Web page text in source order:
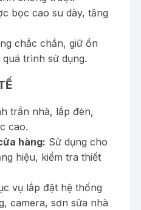
bọc cao su dày, tăng
chắc chắn, giữ ổn
trình sử dụng.
trần nhà, lắp đèn,
cao.
hàng: Sử dụng cho
hiệu, kiểm tra thiết
vụ lắp đặt hệ thống
camera, sơn sửa nhà